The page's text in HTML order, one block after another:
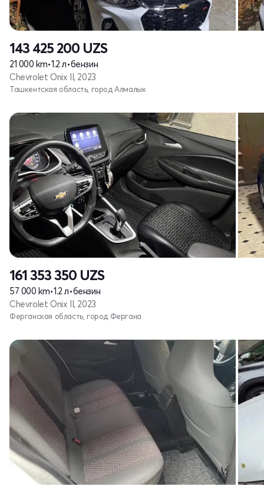
143 425 200 UZS
21 000 km•1.2 л•бензин
Chevrolet Onix II, 2023
Ташкентская область, город Алмалык
161 353 350 UZS
57 000 km•1.2 л•бензин
Chevrolet Onix II, 2023
Ферганская область, город Фергана